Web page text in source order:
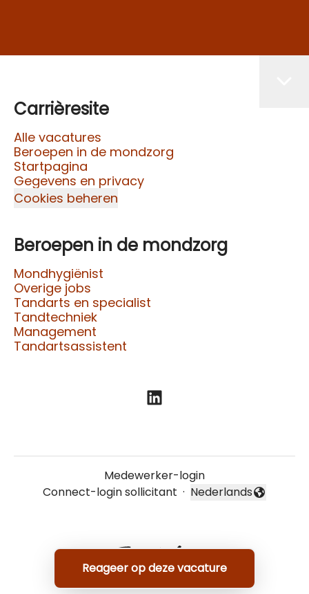
Reageer op deze vacature
Carrièresite
Alle vacatures
Beroepen in de mondzorg
Startpagina
Gegevens en privacy
Cookies beheren
Beroepen in de mondzorg
Mondhygiënist
Overige jobs
Tandarts en specialist
Tandtechniek
Management
Tandartsassistent
Medewerker-login
Connect-login sollicitant · Taal wijzigen
Nederlands
Applicant tracking system